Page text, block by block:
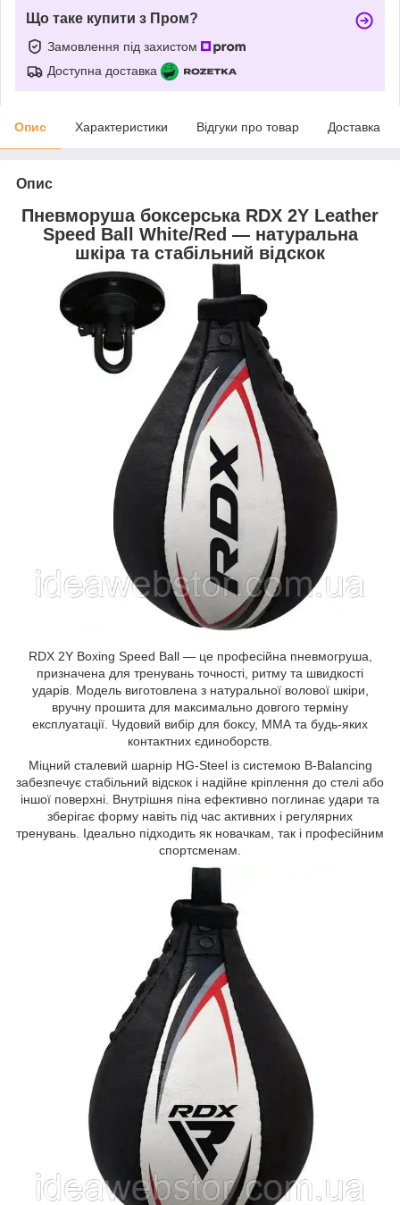
Що таке купити з Пром?
Замовлення під захистом
Доступна доставка
Опис Характеристики Відгуки про товар Доставка
Опис
Пневморуша боксерська RDX 2Y Leather
Speed Ball White/Red — натуральна
шкіра та стабільний відскок
RDX 2Y Boxing Speed Ball — це професійна пневмогруша,
призначена для тренувань точності, ритму та швидкості
ударів. Модель виготовлена з натуральної волової шкіри,
вручну прошита для максимально довгого терміну
експлуатації. Чудовий вибір для боксу, ММА та будь-яких
контактних єдиноборств.
Міцний сталевий шарнір HG-Steel із системою B-Balancing
забезпечує стабільний відскок і надійне кріплення до стелі або
іншої поверхні. Внутрішня піна ефективно поглинає удари та
зберігає форму навіть під час активних і регулярних
тренувань. Ідеально підходить як новачкам, так і професійним
спортсменам.